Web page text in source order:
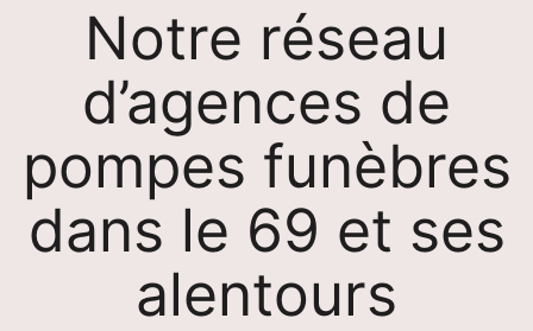
Notre réseau
d’agences de
pompes funèbres
dans le 69 et ses
alentours